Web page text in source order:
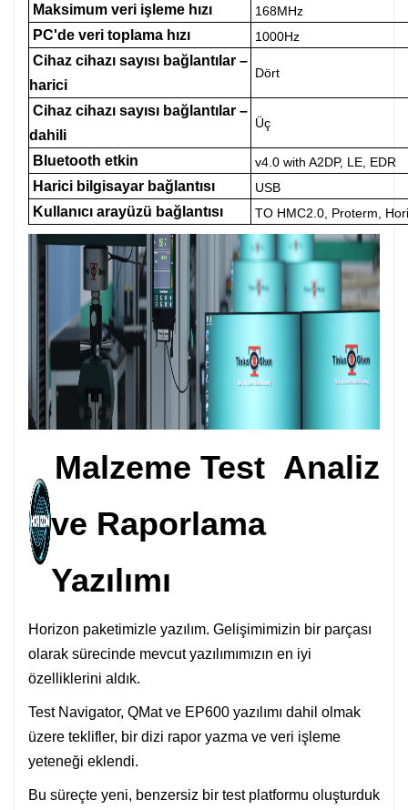
Maksimum veri işleme hızı
168MHz
PC'de veri toplama hızı 1000Hz
Cihaz cihazı sayısı bağlantılar –
harici
Dört
Cihaz cihazı sayısı bağlantılar –
dahili
Üç
Bluetooth etkin v4.0 with A2DP, LE, EDR
Harici bilgisayar bağlantısı USB
Kullanıcı arayüzü bağlantısı TO HMC2.0, Proterm,
Malzeme Test Analiz
ve Raporlama
Yazılımı
Horizon paketimizle yazılım. Gelişimimizin bir parçası
olarak sürecinde mevcut yazılımımızın en iyi
özelliklerini aldık.
Test Navigator, QMat ve EP600 yazılımı dahil olmak
üzere teklifler, bir dizi rapor yazma ve veri işleme
yeteneği eklendi.
Bu süreçte yeni, benzersiz bir test platformu oluşturduk